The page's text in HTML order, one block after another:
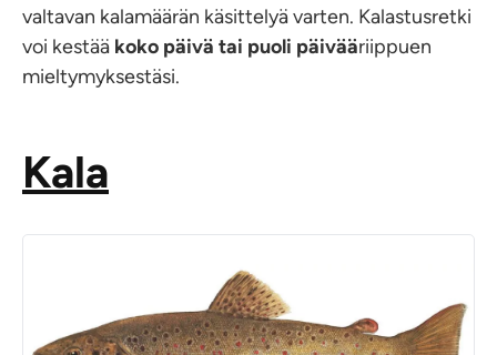
valtavan kalamäärän käsittelyä varten. Kalastusretki
voi kestää koko päivä tai puoli päivääriippuen
mieltymyksestäsi.
Kala